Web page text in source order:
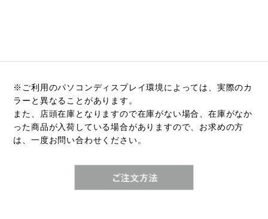
RITEWAY（ライトウェイ）
tern（ターン）
tern Crest
tern SURGE
※ご利用のパソコンディスプレイ環境によっては、実際のカ
ラーと異なることがあります。
また、店頭在庫となりますので在庫がない場合、在庫がなか
った商品が入荷している場合がありますので、お求めの方
は、一度お問い合わせください。